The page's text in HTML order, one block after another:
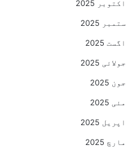
اکتوبر 2025
ستمبر 2025
اگست 2025
جولائی 2025
جون 2025
مئی 2025
اپریل 2025
مارچ 2025